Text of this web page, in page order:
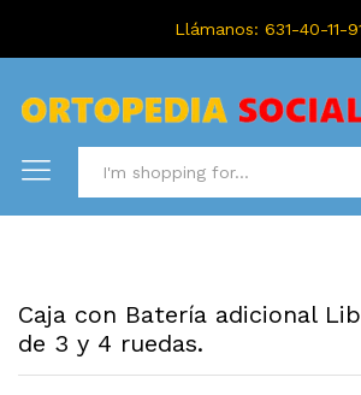
Llámanos: 631-40-11-
Caja con Batería adicional
de 3 y 4 ruedas.